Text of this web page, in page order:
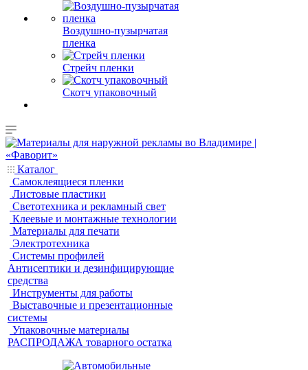
Воздушно-пузырчатая
пленка
Стрейч пленки
Скотч упаковочный
Каталог
Самоклеящиеся пленки
Листовые пластики
Светотехника и рекламный свет
Клеевые и монтажные технологии
Материалы для печати
Электротехника
Системы профилей
Антисептики и дезинфицирующие
средства
Инструменты для работы
Выставочные и презентационные
системы
Упаковочные материалы
РАСПРОДАЖА товарного остатка